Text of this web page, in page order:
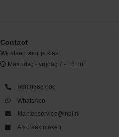
Contact
Wij staan voor je klaar.
Maandag - vrijdag 7 - 18 uur
088 0666 000
WhatsApp
klantenservice@indi.nl
Afspraak maken